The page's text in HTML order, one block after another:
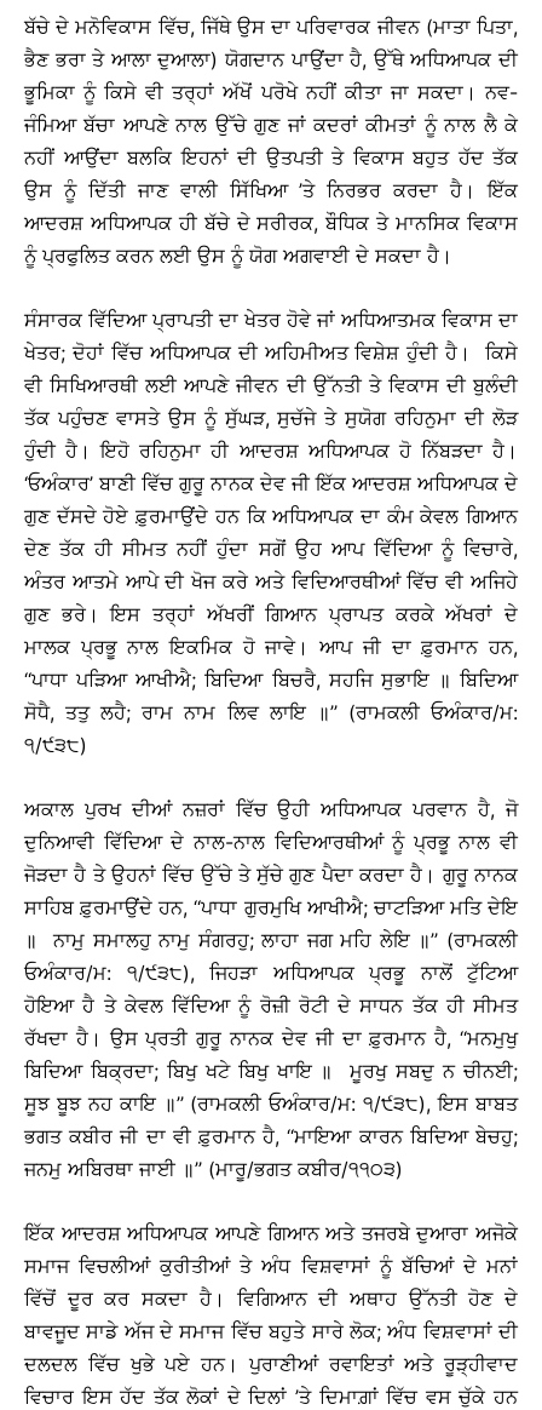
ਬੱਚੇ ਦੇ ਮਨੋਵਿਕਾਸ ਵਿੱਚ, ਜਿੱਥੇ ਉਸ ਦਾ ਪਰਿਵਾਰਕ ਜੀਵਨ (ਮਾਤਾ ਪਿਤਾ,
ਭੈਣ ਭਰਾ ਤੇ ਆਲਾ ਦੁਆਲਾ) ਯੋਗਦਾਨ ਪਾਉਂਦਾ ਹੈ, ਉੱਥੇ ਅਧਿਆਪਕ ਦੀ
ਭੂਮਿਕਾ ਨੂੰ ਕਿਸੇ ਵੀ ਤਰ੍ਹਾਂ ਅੱਖੋਂ ਪਰੋਖੇ ਨਹੀਂ ਕੀਤਾ ਜਾ ਸਕਦਾ। ਨਵ-
ਜੰਮਿਆ ਬੱਚਾ ਆਪਣੇ ਨਾਲ ਉੱਚੇ ਗੁਣ ਜਾਂ ਕਦਰਾਂ ਕੀਮਤਾਂ ਨੂੰ ਨਾਲ ਲੈ ਕੇ
ਨਹੀਂ ਆਉਂਦਾ ਬਲਕਿ ਇਹਨਾਂ ਦੀ ਉਤਪਤੀ ਤੇ ਵਿਕਾਸ ਬਹੁਤ ਹੱਦ ਤੱਕ
ਉਸ ਨੂੰ ਦਿੱਤੀ ਜਾਣ ਵਾਲੀ ਸਿੱਖਿਆ ’ਤੇ ਨਿਰਭਰ ਕਰਦਾ ਹੈ। ਇੱਕ
ਆਦਰਸ਼ ਅਧਿਆਪਕ ਹੀ ਬੱਚੇ ਦੇ ਸਰੀਰਕ, ਬੌਧਿਕ ਤੇ ਮਾਨਸਿਕ ਵਿਕਾਸ
ਨੂੰ ਪ੍ਰਫੁਲਿਤ ਕਰਨ ਲਈ ਉਸ ਨੂੰ ਯੋਗ ਅਗਵਾਈ ਦੇ ਸਕਦਾ ਹੈ।
ਸੰਸਾਰਕ ਵਿੱਦਿਆ ਪ੍ਰਾਪਤੀ ਦਾ ਖੇਤਰ ਹੋਵੇ ਜਾਂ ਅਧਿਆਤਮਕ ਵਿਕਾਸ ਦਾ
ਖੇਤਰ; ਦੋਹਾਂ ਵਿੱਚ ਅਧਿਆਪਕ ਦੀ ਅਹਿਮੀਅਤ ਵਿਸ਼ੇਸ਼ ਹੁੰਦੀ ਹੈ। ਕਿਸੇ
ਵੀ ਸਿਖਿਆਰਥੀ ਲਈ ਆਪਣੇ ਜੀਵਨ ਦੀ ਉੱਨਤੀ ਤੇ ਵਿਕਾਸ ਦੀ ਬੁਲੰਦੀ
ਤੱਕ ਪਹੁੰਚਣ ਵਾਸਤੇ ਉਸ ਨੂੰ ਸੁੱਘੜ, ਸੁਚੱਜੇ ਤੇ ਸੁਯੋਗ ਰਹਿਨੁਮਾ ਦੀ ਲੋੜ
ਹੁੰਦੀ ਹੈ। ਇਹੋ ਰਹਿਨੁਮਾ ਹੀ ਆਦਰਸ਼ ਅਧਿਆਪਕ ਹੋ ਨਿੱਬੜਦਾ ਹੈ।
‘ਓਅੰਕਾਰ’ ਬਾਣੀ ਵਿੱਚ ਗੁਰੂ ਨਾਨਕ ਦੇਵ ਜੀ ਇੱਕ ਆਦਰਸ਼ ਅਧਿਆਪਕ ਦੇ
ਗੁਣ ਦੱਸਦੇ ਹੋਏ ਫ਼ੁਰਮਾਉਂਦੇ ਹਨ ਕਿ ਅਧਿਆਪਕ ਦਾ ਕੰਮ ਕੇਵਲ ਗਿਆਨ
ਦੇਣ ਤੱਕ ਹੀ ਸੀਮਤ ਨਹੀਂ ਹੁੰਦਾ ਸਗੋਂ ਉਹ ਆਪ ਵਿੱਦਿਆ ਨੂੰ ਵਿਚਾਰੇ,
ਅੰਤਰ ਆਤਮੇ ਆਪੇ ਦੀ ਖੋਜ ਕਰੇ ਅਤੇ ਵਿਦਿਆਰਥੀਆਂ ਵਿੱਚ ਵੀ ਅਜਿਹੇ
ਗੁਣ ਭਰੇ। ਇਸ ਤਰ੍ਹਾਂ ਅੱਖਰੀਂ ਗਿਆਨ ਪ੍ਰਾਪਤ ਕਰਕੇ ਅੱਖਰਾਂ ਦੇ
ਮਾਲਕ ਪ੍ਰਭੂ ਨਾਲ ਇਕਮਿਕ ਹੋ ਜਾਵੇ। ਆਪ ਜੀ ਦਾ ਫ਼ੁਰਮਾਨ ਹਨ,
‘‘ਪਾਧਾ ਪੜਿਆ ਆਖੀਐ; ਬਿਦਿਆ ਬਿਚਰੈ, ਸਹਜਿ ਸੁਭਾਇ ॥ ਬਿਦਿਆ
ਸੋਧੈ, ਤਤੁ ਲਹੈ; ਰਾਮ ਨਾਮ ਲਿਵ ਲਾਇ ॥’’ (ਰਾਮਕਲੀ ਓਅੰਕਾਰ/ਮ:
੧/੯੩੮)
ਅਕਾਲ ਪੁਰਖ ਦੀਆਂ ਨਜ਼ਰਾਂ ਵਿੱਚ ਉਹੀ ਅਧਿਆਪਕ ਪਰਵਾਨ ਹੈ, ਜੋ
ਦੁਨਿਆਵੀ ਵਿੱਦਿਆ ਦੇ ਨਾਲ-ਨਾਲ ਵਿਦਿਆਰਥੀਆਂ ਨੂੰ ਪ੍ਰਭੂ ਨਾਲ ਵੀ
ਜੋੜਦਾ ਹੈ ਤੇ ਉਹਨਾਂ ਵਿੱਚ ਉੱਚੇ ਤੇ ਸੁੱਚੇ ਗੁਣ ਪੈਦਾ ਕਰਦਾ ਹੈ। ਗੁਰੂ ਨਾਨਕ
ਸਾਹਿਬ ਫ਼ੁਰਮਾਉਂਦੇ ਹਨ, ‘‘ਪਾਧਾ ਗੁਰਮੁਖਿ ਆਖੀਐ; ਚਾਟੜਿਆ ਮਤਿ ਦੇਇ
॥ ਨਾਮੁ ਸਮਾਲਹੁ ਨਾਮੁ ਸੰਗਰਹੁ; ਲਾਹਾ ਜਗ ਮਹਿ ਲੇਇ ॥’’ (ਰਾਮਕਲੀ
ਓਅੰਕਾਰ/ਮ: ੧/੯੩੮), ਜਿਹੜਾ ਅਧਿਆਪਕ ਪ੍ਰਭੂ ਨਾਲੋਂ ਟੁੱਟਿਆ
ਹੋਇਆ ਹੈ ਤੇ ਕੇਵਲ ਵਿੱਦਿਆ ਨੂੰ ਰੋਜ਼ੀ ਰੋਟੀ ਦੇ ਸਾਧਨ ਤੱਕ ਹੀ ਸੀਮਤ
ਰੱਖਦਾ ਹੈ। ਉਸ ਪ੍ਰਤੀ ਗੁਰੂ ਨਾਨਕ ਦੇਵ ਜੀ ਦਾ ਫ਼ੁਰਮਾਨ ਹੈ, ‘‘ਮਨਮੁਖੁ
ਬਿਦਿਆ ਬਿਕ੍ਰਦਾ; ਬਿਖੁ ਖਟੇ ਬਿਖੁ ਖਾਇ ॥ ਮੂਰਖੁ ਸਬਦੁ ਨ ਚੀਨਈ;
ਸੂਝ ਬੂਝ ਨਹ ਕਾਇ ॥’’ (ਰਾਮਕਲੀ ਓਅੰਕਾਰ/ਮ: ੧/੯੩੮), ਇਸ ਬਾਬਤ
ਭਗਤ ਕਬੀਰ ਜੀ ਦਾ ਵੀ ਫ਼ੁਰਮਾਨ ਹੈ, ‘‘ਮਾਇਆ ਕਾਰਨ ਬਿਦਿਆ ਬੇਚਹੁ;
ਜਨਮੁ ਅਬਿਰਥਾ ਜਾਈ ॥’’ (ਮਾਰੂ/ਭਗਤ ਕਬੀਰ/੧੧੦੩)
ਇੱਕ ਆਦਰਸ਼ ਅਧਿਆਪਕ ਆਪਣੇ ਗਿਆਨ ਅਤੇ ਤਜਰਬੇ ਦੁਆਰਾ ਅਜੋਕੇ
ਸਮਾਜ ਵਿਚਲੀਆਂ ਕੁਰੀਤੀਆਂ ਤੇ ਅੰਧ ਵਿਸ਼ਵਾਸਾਂ ਨੂੰ ਬੱਚਿਆਂ ਦੇ ਮਨਾਂ
ਵਿੱਚੋਂ ਦੂਰ ਕਰ ਸਕਦਾ ਹੈ। ਵਿਗਿਆਨ ਦੀ ਅਥਾਹ ਉੱਨਤੀ ਹੋਣ ਦੇ
ਬਾਵਜੂਦ ਸਾਡੇ ਅੱਜ ਦੇ ਸਮਾਜ ਵਿੱਚ ਬਹੁਤੇ ਸਾਰੇ ਲੋਕ; ਅੰਧ ਵਿਸ਼ਵਾਸਾਂ ਦੀ
ਦਲਦਲ ਵਿੱਚ ਖੁਭੇ ਪਏ ਹਨ। ਪੁਰਾਣੀਆਂ ਰਵਾਇਤਾਂ ਅਤੇ ਰੂੜ੍ਹੀਵਾਦ
ਵਿਚਾਰ ਇਸ ਹੱਦ ਤੱਕ ਲੋਕਾਂ ਦੇ ਦਿਲਾਂ ’ਤੇ ਦਿਮਾਗ਼ਾਂ ਵਿੱਚ ਵਸ ਚੁੱਕੇ ਹਨ